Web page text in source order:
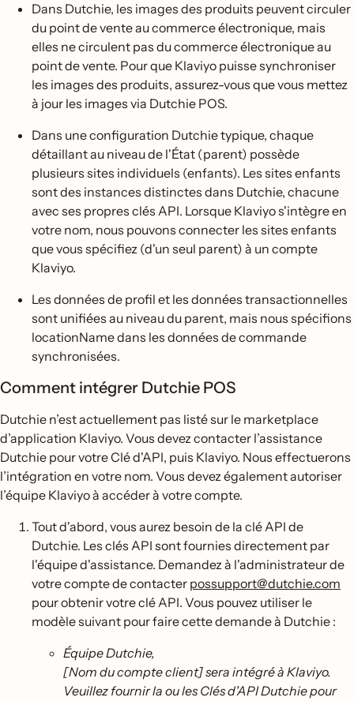
Dans Dutchie, les images des produits peuvent circuler
du point de vente au commerce électronique, mais
elles ne circulent pas du commerce électronique au
point de vente. Pour que Klaviyo puisse synchroniser
les images des produits, assurez-vous que vous mettez
à jour les images via Dutchie POS.
Dans une configuration Dutchie typique, chaque
détaillant au niveau de l'État (parent) possède
plusieurs sites individuels (enfants). Les sites enfants
sont des instances distinctes dans Dutchie, chacune
avec ses propres clés API. Lorsque Klaviyo s'intègre en
votre nom, nous pouvons connecter les sites enfants
que vous spécifiez (d'un seul parent) à un compte
Klaviyo.
Les données de profil et les données transactionnelles
sont unifiées au niveau du parent, mais nous spécifions
locationName dans les données de commande
synchronisées.
Comment intégrer Dutchie POS
Dutchie n’est actuellement pas listé sur le marketplace
d’application Klaviyo. Vous devez contacter l’assistance
Dutchie pour votre Clé d'API, puis Klaviyo. Nous effectuerons
l’intégration en votre nom. Vous devez également autoriser
l’équipe Klaviyo à accéder à votre compte.
Tout d'abord, vous aurez besoin de la clé API de
Dutchie. Les clés API sont fournies directement par
l'équipe d'assistance. Demandez à l'administrateur de
votre compte de contacter possupport@dutchie.com
pour obtenir votre clé API. Vous pouvez utiliser le
modèle suivant pour faire cette demande à Dutchie :
Équipe Dutchie,
[Nom du compte client] sera intégré à Klaviyo.
Veuillez fournir la ou les Clés d'API Dutchie pour